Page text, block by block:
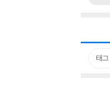
태그